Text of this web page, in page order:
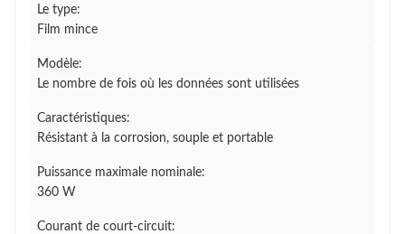
Le type:
Film mince
Modèle:
Le nombre de fois où les données sont utilisées
Caractéristiques:
Résistant à la corrosion, souple et portable
Puissance maximale nominale:
360 W
Courant de court-circuit: